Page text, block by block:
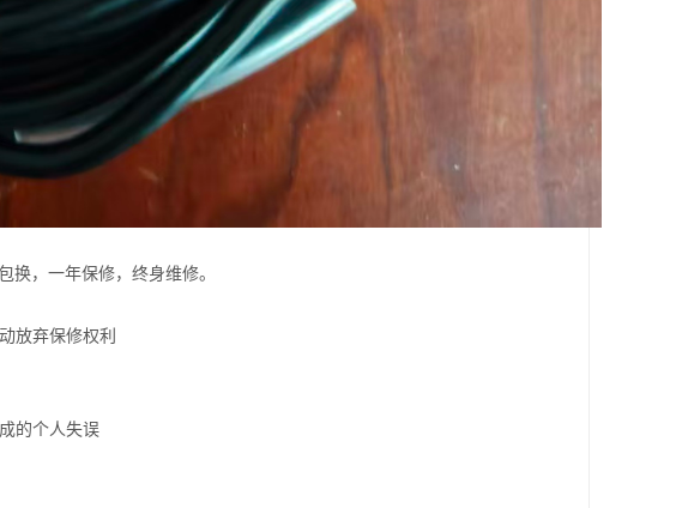
换，一年保修，终身维修。
放弃保修权利
的个人失误